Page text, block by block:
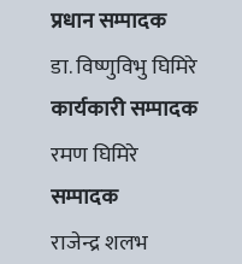
प्रधान सम्पादक
डा. विष्णुविभु घिमिरे
कार्यकारी सम्पादक
रमण घिमिरे
सम्पादक
राजेन्द्र शलभ